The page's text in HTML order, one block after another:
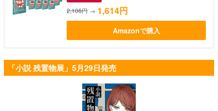
2,106円 → 1,614円
Amazonで購入
「小説 残置物展」5月29日発売